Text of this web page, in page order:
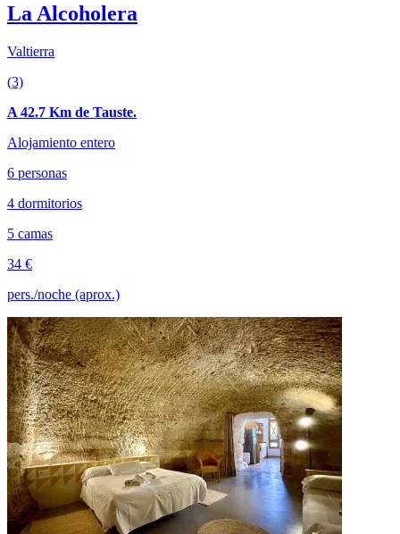
La Alcoholera
Valtierra
(3)
A 42.7 Km de Tauste.
Alojamiento entero
6 personas
4 dormitorios
5 camas
34 €
pers./noche (aprox.)